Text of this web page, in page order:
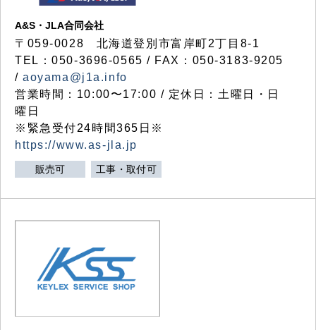
A&S・JLA合同会社
〒 059-0028 北海道登別市富岸町2丁目 8-1
TEL：050-3696-0565 / FAX：050-3183-9205
/aoyama@j1a.info
営業時間：10:00〜17:00 / 定休日：土曜日・日
曜日
※緊急受付24時間365日※
https://www.as-jla.jp
販売可 工事・取付可